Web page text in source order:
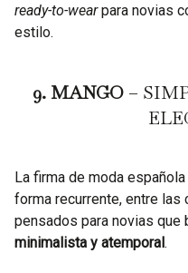
ready-to-wearpara novias
estilo.
9. MANGO–
La firma de moda
forma recurrente, entre
pensados para novias que
minimalista y atemporal.